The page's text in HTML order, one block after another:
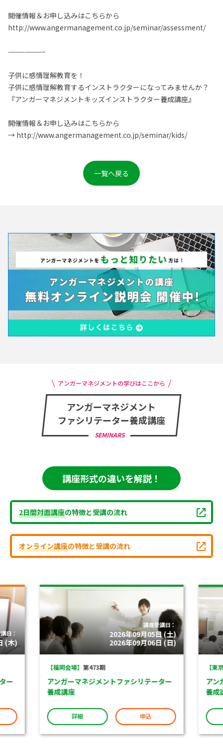
開催情報＆お申し込みはこちらから
http://www.angermanagement.co.jp/seminar/assessment/
——————–
子供に感情理解教育を！
子供に感情理解教育するインストラクターになってみませんか？
『アンガーマネジメントキッズインストラクター養成講座』
開催情報＆お申し込みはこちらから
→ http://www.angermanagement.co.jp/seminar/kids/
一覧へ戻る
アンガーマネジメントの学びはここから
アンガーマネジメント
ファシリテーター養成講座
SEMINARS
講座形式の違いを解説！
2日間対面講座の特徴と受講の流れ
オンライン講座の特徴と受講の流れ
日：
(木)
ー
講座受講日：
2026年09月05日 (土)
2026年09月06日 (日)
【福岡会場】 第473期
アンガーマネジメントファシリテーター
養成講座
詳細 申込
【東
アン
養成